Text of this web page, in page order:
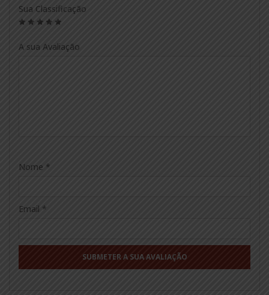
Sua Classificação
A sua Avaliação
Nome *
Email *